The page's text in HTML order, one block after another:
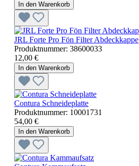
In den Warenkorb
JRL Forte Pro Fön Filter Abdeckkappe
Produktnummer: 38600033
12,00 €
In den Warenkorb
Contura Schneideplatte
Produktnummer: 10001731
54,00 €
In den Warenkorb